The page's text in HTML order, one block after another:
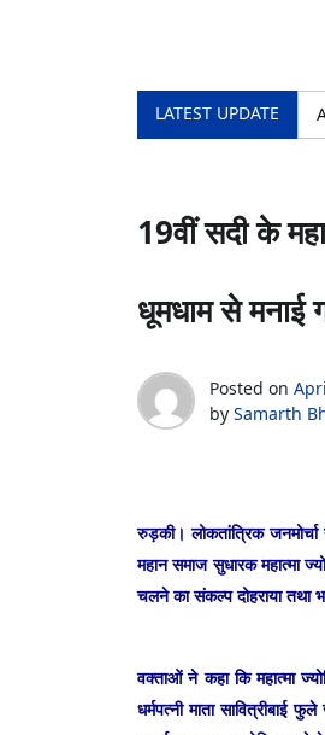
LATEST UPDATE
19वीं सदी के
धूमधाम से मनाई
Posted on
by Samarth
रुड़की। लोकतांत्रिक
महान समाज सुधारक महात्मा
चलने का संकल्प दोहराया तथा
वक्ताओं ने कहा कि महात्मा
धर्मपत्नी माता सावित्रीबाई